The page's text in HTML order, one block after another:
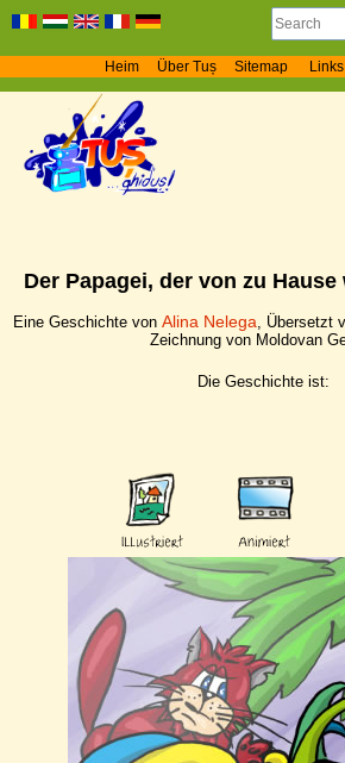
Heim Über Tuș Sitemap Links
Der Papagei, der von zu
Eine Geschichte von Alina Nelega, Übersetzt
Zeichnung von Moldovan
Die Geschichte ist: